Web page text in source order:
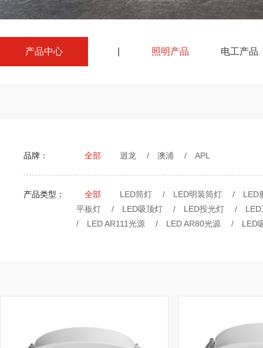
产品中心 照明产品 电工产品
品牌： 全部 迴龙 / 澳浦 / APL
产品类型： 全部 LED筒灯 / LED明装筒灯 /
LED
平板灯
/ LED吸顶灯 / LED投光灯 /
/
LED AR111光源 / LED AR80光源 / LED